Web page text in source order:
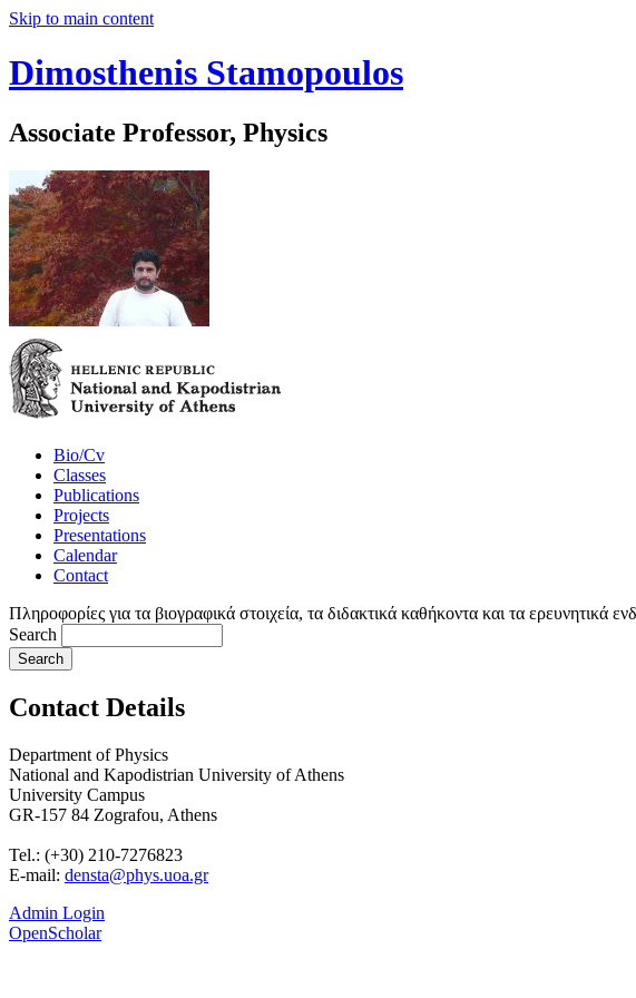
Skip to main content
Dimosthenis Stamopoulos
Associate Professor, Physics
Bio/Cv
Classes
Publications
Projects
Presentations
Calendar
Contact
Πληροφορίες για τα βιογραφικά στοιχεία, τα διδακτικά καθήκοντα και τα ερευνητικά
Search
Contact Details
Department of Physics
National and Kapodistrian University of Athens
University Campus
GR-157 84 Zografou, Athens
Tel.: (+30) 210-7276823
E-mail: densta@phys.uoa.gr
Admin Login
OpenScholar